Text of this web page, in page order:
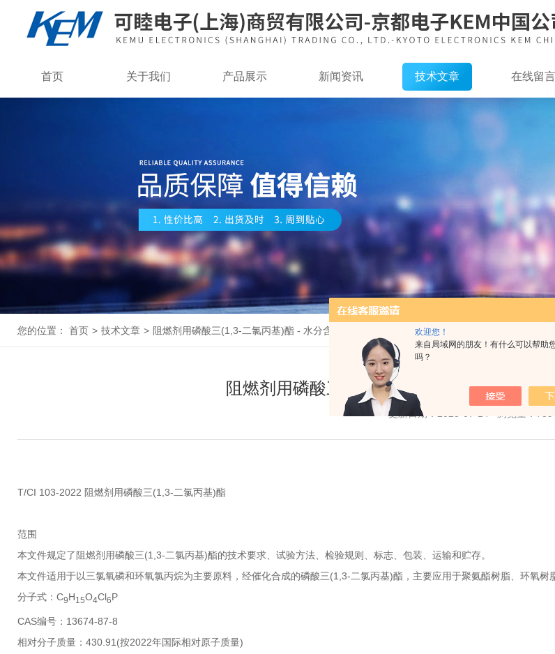
欢迎您！
来自局域网的朋友！有什么可以帮助
吗？
首页 关于我们 产品展示 新闻资讯 技术文章 在线留言
您的位置： 首页 > 技术文章 > 阻燃剂用磷酸三(1,3-二氯丙基)酯 - 水分含量的测定、折光率的测定
阻燃剂用磷酸三(1,3-二氯丙基)酯 - 水分含
更新日期：2025-07-14 浏览量：739
T/CI 103-2022 阻燃剂用磷酸三(1,3-二氯丙基)酯
范围
本文件规定了阻燃剂用磷酸三(1,3-二氯丙基)酯的技术要求、试验方法、检验规则、标志、包装、运输和贮存。
本文件适用于以三氯氧磷和环氧氯丙烷为主要原料，经催化合成的磷酸三(1,3-二氯丙基)酯，主要应用于聚氨酯树脂、环氧树
分子式：C9H15O4Cl6P
CAS编号：13674-87-8
相对分子质量：430.91(按2022年国际相对原子质量)